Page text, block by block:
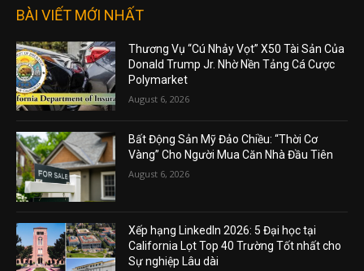
BÀI VIẾT MỚI NHẤT
Thương Vụ “Cú Nhảy Vọt” X50 Tài Sản Của
Donald Trump Jr. Nhờ Nền Tảng Cá Cược
Polymarket
August 6, 2026
Bất Động Sản Mỹ Đảo Chiều: “Thời Cơ
Vàng” Cho Người Mua Căn Nhà Đầu Tiên
August 6, 2026
Xếp hạng LinkedIn 2026: 5 Đại học tại
California Lọt Top 40 Trường Tốt nhất cho
Sự nghiệp Lâu dài